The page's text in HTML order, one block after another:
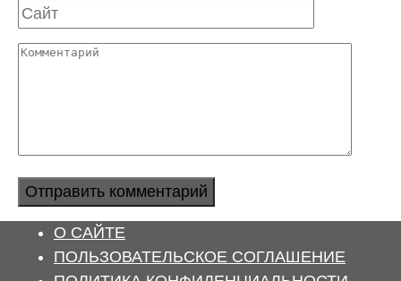
Сайт
Комментарий
О САЙТЕ
ПОЛЬЗОВАТЕЛЬСКОЕ СОГЛАШЕНИЕ